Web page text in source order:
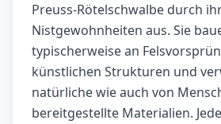
Preuss-Rötelschwalbe durch
Nistgewohnheiten aus. Sie
typischerweise an
künstlichen Strukturen und
natürliche wie auch von
bereitgestellte Materialien.